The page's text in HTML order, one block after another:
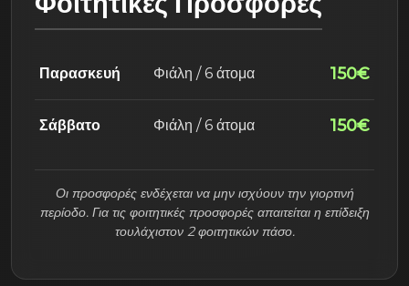
Παρασκευή Φιάλη / 6 άτομα 150€
Σάββατο Φιάλη / 6 άτομα 150€
Οι προσφορές ενδέχεται να μην ισχύουν την γιορτινή
περίοδο. Για τις φοιτητικές προσφορές απαιτείται η επίδειξη
τουλάχιστον 2 φοιτητικών πάσο.